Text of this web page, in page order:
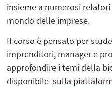
insieme a numerosi
mondo delle imprese.
Il corso è pensato per
imprenditori, manager e
approfondire i temi della
disponibilesulla